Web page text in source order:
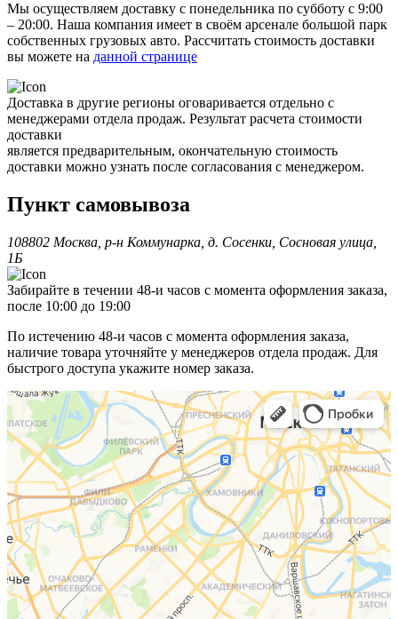
Мы осуществляем доставку с понедельника по субботу с 9:00
– 20:00. Наша компания имеет в своём арсенале большой парк
собственных грузовых авто. Рассчитать стоимость доставки
вы можете на данной странице
Доставка в другие регионы оговаривается отдельно с
менеджерами отдела продаж. Результат расчета стоимости
доставки
является предварительным, окончательную стоимость
доставки можно узнать после согласования с менеджером.
Пункт самовывоза
108802 Москва, р-н Коммунарка, д. Сосенки, Сосновая улица,
1Б
Забирайте в течении 48-и часов с момента оформления заказа,
после 10:00 до 19:00
По истечению 48-и часов с момента оформления заказа,
наличие товара уточняйте у менеджеров отдела продаж. Для
быстрого доступа укажите номер заказа.